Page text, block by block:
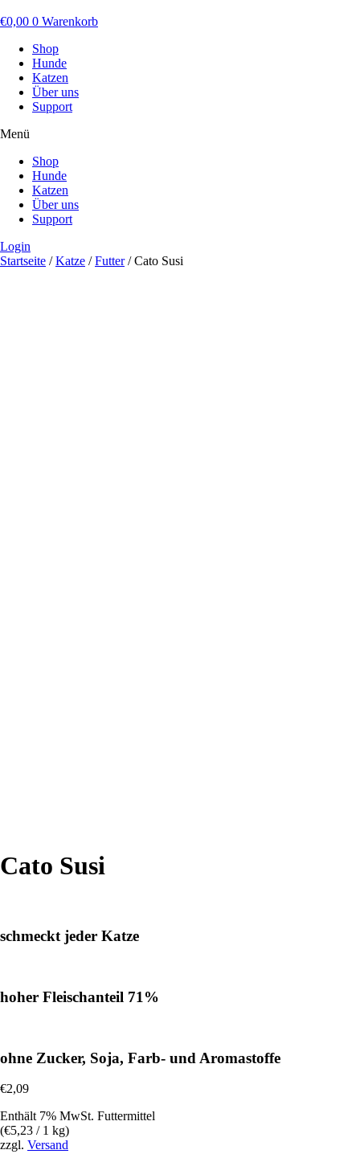
€0,00 0 Warenkorb
Shop
Hunde
Katzen
Über uns
Support
Menü
Shop
Hunde
Katzen
Über uns
Support
Login
Startseite /Katze /Futter/ Cato Susi
Cato Susi
schmeckt jeder Katze
hoher Fleischanteil 71%
ohne Zucker, Soja, Farb- und Aromastoffe
€2,09
Enthält 7% MwSt. Futtermittel
(€5,23 / 1 kg)
zzgl. Versand